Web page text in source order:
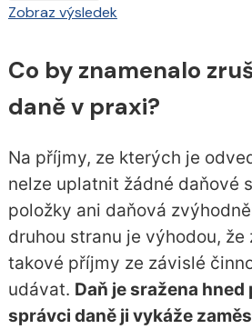
Zobraz výsledek
Co by znamenalo
daně v praxi?
Na příjmy, ze kterých je
nelze uplatnit žádné daňové
položky ani daňová
druhou stranu je výhodou, že
takové příjmy ze závislé
udávat. Daň je sražena hned
správci daně ji vykáže